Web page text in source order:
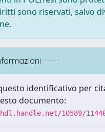
sono riservati, salvo
-----
identificativo per
documento:
10589/